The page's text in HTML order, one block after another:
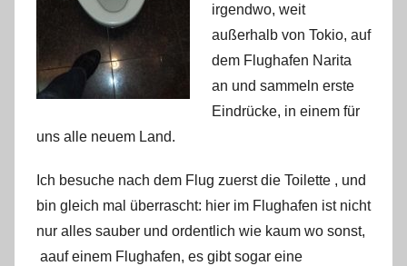
irgendwo, weit
außerhalb von Tokio, auf
dem Flughafen Narita
an und sammeln erste
Eindrücke, in einem für
uns alle neuem Land.
Ich besuche nach dem Flug zuerst die Toilette , und
bin gleich mal überrascht: hier im Flughafen ist nicht
nur alles sauber und ordentlich wie kaum wo sonst,
aauf einem Flughafen, es gibt sogar eine